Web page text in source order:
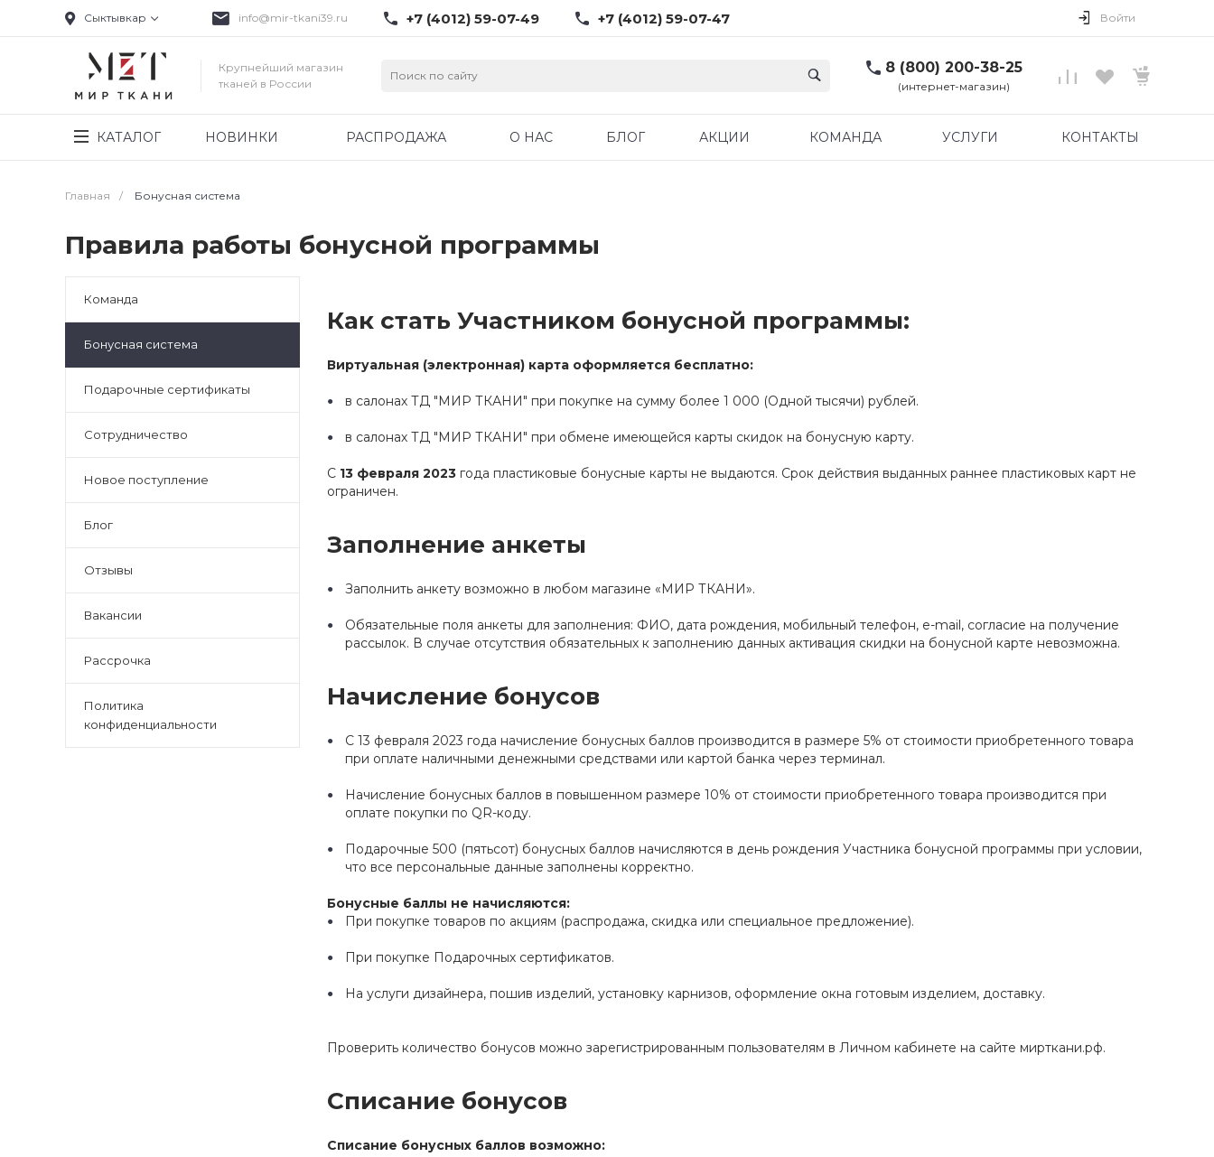
Сыктывкар info@mir-tkani39.ru +7 (4012) 59-07-49 +7 (4012) 59-07-47 Войти
Крупнейший магазин
тканей в России
8 (800) 200-38-25
(интернет-магазин)
КАТАЛОГ НОВИНКИ РАСПРОДАЖА О НАС БЛОГ АКЦИИ КОМАНДА УСЛУГИ КОНТАКТЫ
Главная / Бонусная система
Правила работы бонусной программы
Команда
Бонусная система
Подарочные сертификаты
Сотрудничество
Новое поступление
Блог
Отзывы
Вакансии
Рассрочка
Политика
конфиденциальности
Как стать Участником бонусной программы:
Виртуальная (электронная) карта оформляется бесплатно:
в салонах ТД "МИР ТКАНИ" при покупке на сумму более 1 000 (Одной тысячи) рублей.
в салонах ТД "МИР ТКАНИ" при обмене имеющейся карты скидок на бонусную карту.
С 13 февраля 2023 года пластиковые бонусные карты не выдаются. Срок действия выданных раннее пластиковых карт не
ограничен.
Заполнение анкеты
Заполнить анкету возможно в любом магазине «МИР ТКАНИ».
Обязательные поля анкеты для заполнения: ФИО, дата рождения, мобильный телефон, e-mail, согласие на получение
рассылок. В случае отсутствия обязательных к заполнению данных активация скидки на бонусной карте невозможна.
Начисление бонусов
С 13 февраля 2023 года начисление бонусных баллов производится в размере 5% от стоимости приобретенного товара
при оплате наличными денежными средствами или картой банка через терминал.
Начисление бонусных баллов в повышенном размере 10% от стоимости приобретенного товара производится при
оплате покупки по QR-коду.
Подарочные 500 (пятьсот) бонусных баллов начисляются в день рождения Участника бонусной программы при условии,
что все персональные данные заполнены корректно.
Бонусные баллы не начисляются:
При покупке товаров по акциям (распродажа, скидка или специальное предложение).
При покупке Подарочных сертификатов.
На услуги дизайнера, пошив изделий, установку карнизов, оформление окна готовым изделием, доставку.
Проверить количество бонусов можно зарегистрированным пользователям в Личном кабинете на сайте мирткани.рф.
Списание бонусов
Списание бонусных баллов возможно: